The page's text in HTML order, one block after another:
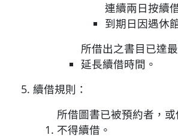
連續兩日按續
到期日因遇休
所借出之書目已達
延長續借時間。​​
續借規則：
所借圖書已被預約者，或
不得續借。